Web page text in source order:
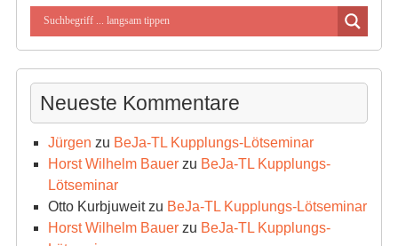
Neueste Kommentare
Jürgen zu BeJa-TL Kupplungs-Lötseminar
Horst Wilhelm Bauerzu BeJa-TL Kupplungs-
Lötseminar
Otto Kurbjuweitzu BeJa-TL Kupplungs-Lötseminar
Horst Wilhelm Bauerzu BeJa-TL Kupplungs-